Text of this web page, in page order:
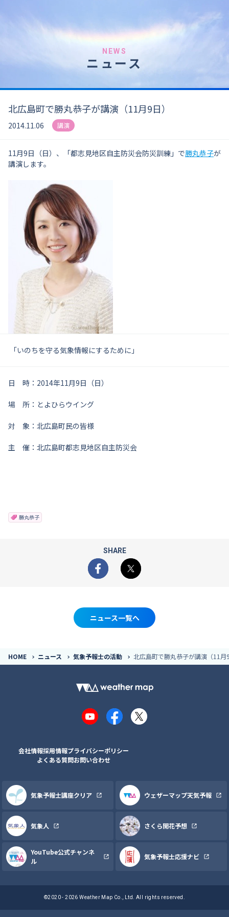
NEWS
ニュース
北広島町で勝丸恭子が講演（11月9日）
2014.11.06 講演
11月9日（日）、「都志見地区自主防災会防災訓練」で勝丸恭子が
講演します。
「いのちを守る気象情報にするために」
日 時：2014年11月9日（日）
場 所：とよひらウイング
対 象：北広島町民の皆様
主 催：北広島町都志見地区自主防災会
勝丸恭子
SHARE
Facebook
X
ニュース一覧へ
HOME ニュース 気象予報士の活動 北広島町で勝丸恭子が講演（11月
YouTubeFacebook
X
会社情報採用情報プライバシーポリシー
よくある質問お問い合わせ
気象予報士講座クリア ウェザーマップ天気予報
気象人 さくら開花予想
YouTube公式チャンネ
ル
気象予報士応援ナビ
©2020 - 2026 Weather Map Co., Ltd. All rights reserved.